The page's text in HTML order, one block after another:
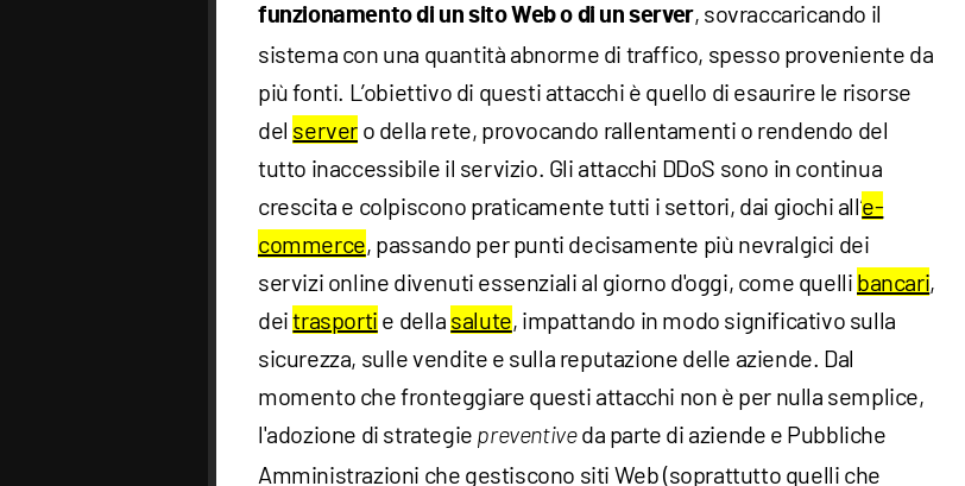
funzionamento di un sito Web o di un server, sovraccaricando il
sistema con una quantità abnorme di traffico, spesso proveniente da
più fonti. L’obiettivo di questi attacchi è quello di esaurire le risorse
del server o della rete, provocando rallentamenti o rendendo del
tutto inaccessibile il servizio. Gli attacchi DDoS sono in continua
crescita e colpiscono praticamente tutti i settori, dai giochi all’e-
commerce, passando per punti decisamente più nevralgici dei
servizi online divenuti essenziali al giorno d'oggi, come quelli bancari,
deitrasporti e della salute, impattando in modo significativo sulla
sicurezza, sulle vendite e sulla reputazione delle aziende. Dal
momento che fronteggiare questi attacchi non è per nulla semplice,
l'adozione di strategie preventiveda parte di aziende e Pubbliche
Amministrazioni che gestiscono siti Web (soprattutto quelli che